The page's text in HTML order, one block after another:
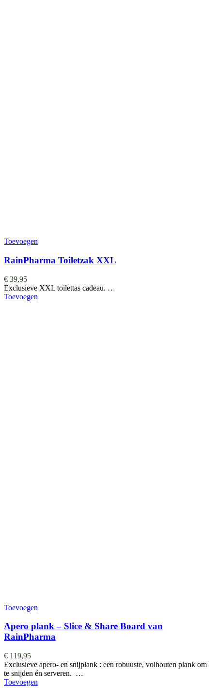
Toevoegen
RainPharma Toiletzak XXL
€ 39,95
Exclusieve XXL toilettas cadeau. …
Toevoegen
Toevoegen
Apero plank – Slice & Share Board van
RainPharma
€ 119,95
Exclusieve apero- en snijplank : een robuuste, volhouten plank om
te snijden én serveren. …
Toevoegen